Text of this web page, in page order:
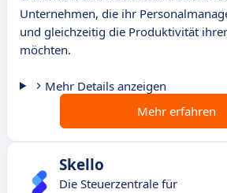
Unternehmen, die ihr
und gleichzeitig die Produktivität
möchten.
Mehr Details anzeigen
Mehr erfahren
Skello
Die Steuerzentrale für